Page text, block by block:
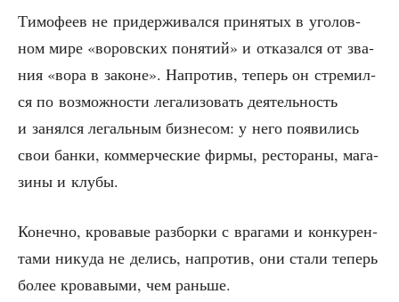
Тимо­фе­ев не при­дер­жи­вал­ся при­ня­тых в уго­лов­
ном мире «воров­ских поня­тий» и отка­зал­ся от зва­
ния «вора в законе». Напро­тив, теперь он стре­мил­
ся по воз­мож­но­сти лега­ли­зо­вать дея­тель­ность
и занял­ся легаль­ным биз­не­сом: у него появи­лись
свои бан­ки, ком­мер­че­ские фир­мы, ресто­ра­ны, мага­
зи­ны и клубы.
Конеч­но, кро­ва­вые раз­бор­ки с вра­га­ми и кон­ку­рен­
та­ми нику­да не делись, напро­тив, они ста­ли теперь
более кро­ва­вы­ми, чем раньше.